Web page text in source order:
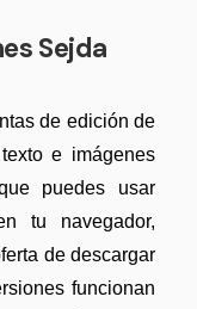
Sejda
de edición de
e imágenes
puedes usar
tu navegador,
de descargar
funcionan